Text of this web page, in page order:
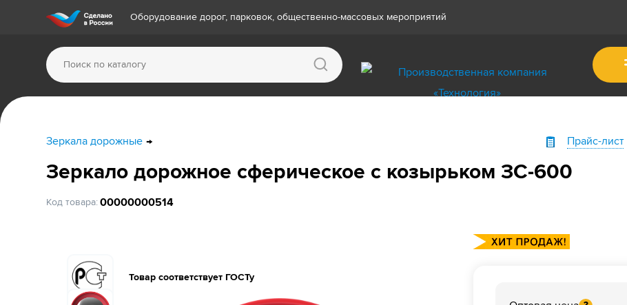
Оборудование дорог, парковок, общественно-массовых мероприятий
Зеркала дорожные Прайс-лист
Зеркало дорожное сферическое с козырьком ЗС-600
Код товара: 00000000514
Товар соответствует ГОСТу